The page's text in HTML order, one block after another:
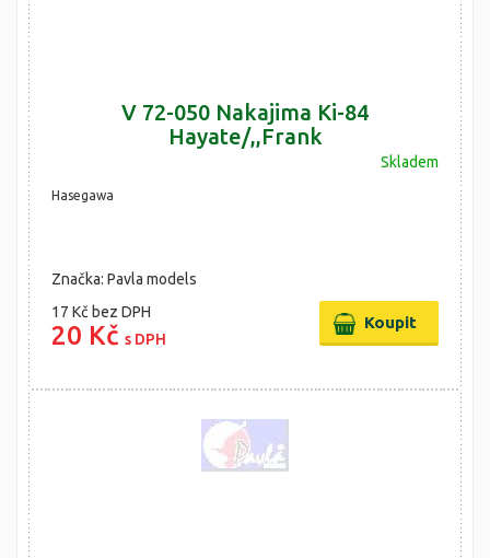
V 72-050 Nakajima Ki-84
Hayate/,,Frank
Skladem
Hasegawa
Značka: Pavla models
17 Kč bez DPH
20 Kč s DPH